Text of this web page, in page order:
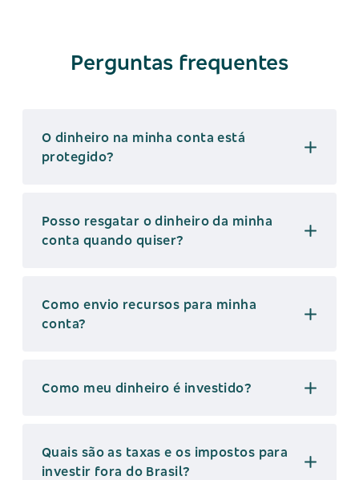
Perguntas frequentes
O dinheiro na minha conta está
protegido?
Posso resgatar o dinheiro da minha
conta quando quiser?
Como envio recursos para minha
conta?
Como meu dinheiro é investido?
Quais são as taxas e os impostos para
investir fora do Brasil?